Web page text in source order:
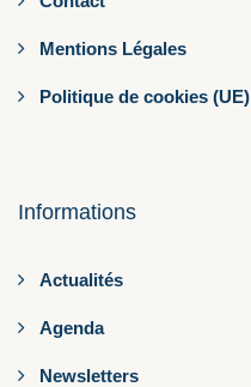
Mentions Légales
Politique de cookies (UE)
Informations
Actualités
Agenda
Newsletters